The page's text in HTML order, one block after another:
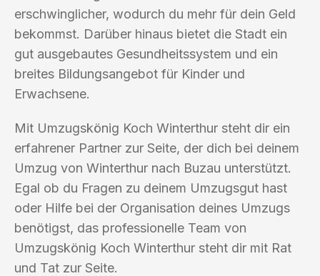
erschwinglicher, wodurch du mehr für dein Geld
bekommst. Darüber hinaus bietet die Stadt ein
gut ausgebautes Gesundheitssystem und ein
breites Bildungsangebot für Kinder und
Erwachsene.
Mit Umzugskönig Koch Winterthur steht dir ein
erfahrener Partner zur Seite, der dich bei deinem
Umzug von Winterthur nach Buzau unterstützt.
Egal ob du Fragen zu deinem Umzugsgut hast
oder Hilfe bei der Organisation deines Umzugs
benötigst, das professionelle Team von
Umzugskönig Koch Winterthur steht dir mit Rat
und Tat zur Seite.